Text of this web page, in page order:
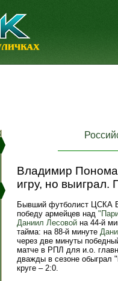
Владимир
игру, но выиграл.
Бывший футболист ЦСКА
победу армейцев над
Даниил Лесовой на 44-й
тайма: на 88-й минуте
через две минуты
матче в РПЛ для и.о.
дважды в сезоне обыграл
круге – 2:0.